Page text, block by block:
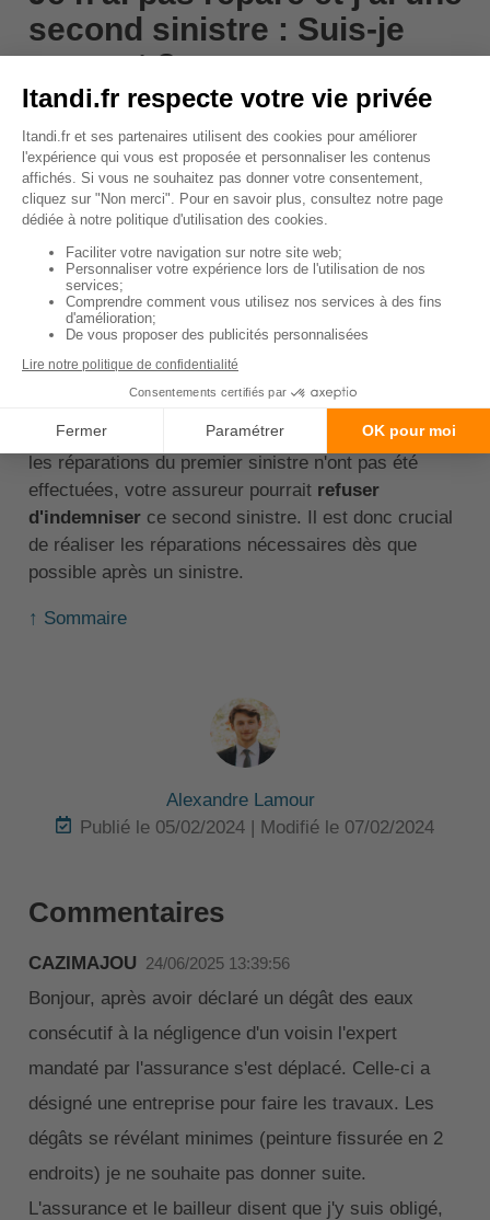
second sinistre : Suis-je
couvert ?
pas effectué les réparations
nécessairesaprès un premier sinistre et que vous
subissez un second sinistre, votre couverture peut
être affectée. En effet, la plupart des contrats
d'assurance habitation stipulent que vous avez
l'obligation de minimiser les risques de dommages à
votre propriété. Si vous ne réalisez pas les
réparations nécessaires après un premier sinistre,
vous pourriez êtreconsidéré comme ayant négligé
cette obligation.
En conséquence, si un second sinistre survient et
qu'il est déterminé qu'il a été aggravé par le fait que
les réparations du premier sinistre n'ont pas été
effectuées, votre assureur pourrait refuser
d'indemniserce second sinistre. Il est donc crucial
de réaliser les réparations nécessaires dès que
possible après un sinistre.
↑ Sommaire
Alexandre Lamour
Publié le 05/02/2024 | Modifié le 07/02/2024
Commentaires
CAZIMAJOU 24/06/2025 13:39:56
Bonjour, après avoir déclaré un dégât des eaux
consécutif à la négligence d'un voisin l'expert
mandaté par l'assurance s'est déplacé. Celle-ci a
désigné une entreprise pour faire les travaux. Les
dégâts se révélant minimes (peinture fissurée en 2
endroits) je ne souhaite pas donner suite.
L'assurance et le bailleur disent que j'y suis obligé,